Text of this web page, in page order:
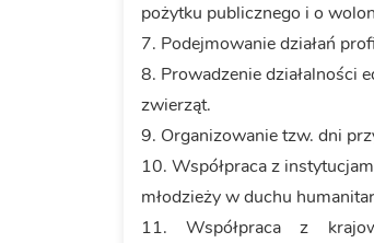
pożytku publicznego i o
7. Podejmowanie działań
8. Prowadzenie działalności
zwierząt.
9. Organizowanie tzw. dni
10. Współpraca z
młodzieży w duchu
11. Współpraca z